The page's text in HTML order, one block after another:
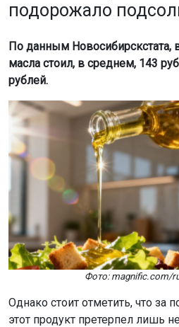
подорожало
По данным Новосибирскстата,
масла стоил, в среднем, 143
рублей.
Фото: magnific.com/
Однако стоит отметить, что за
этот продукт претерпел лишь